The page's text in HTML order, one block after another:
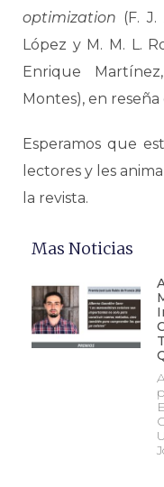
optimization (F.
López y M. M. L.
Enrique
Montes), en reseña
Esperamos que
lectores y les
la revista.
Mas Noticias